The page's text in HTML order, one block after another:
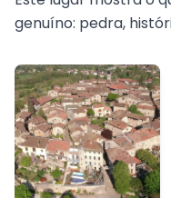
genuíno: pedra,